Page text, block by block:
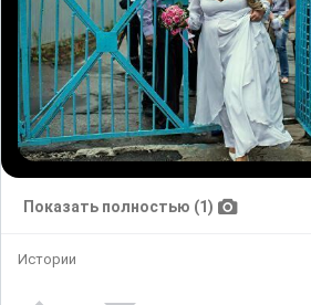
Показать полностью (1)
Истории